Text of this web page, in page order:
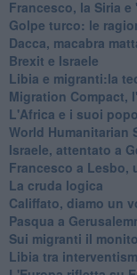
Francesco, la Siria
Golpe turco: le
Dacca, macabra
Brexit e Israele
Libia e migranti:la
Migration Compact,
L'Africa e i suoi
World Humanitarian
Israele, attentato a
Francesco a Lesbo,
La cruda logica
Califfato, diamo un
Pasqua a
Sui migranti il
Libia tra